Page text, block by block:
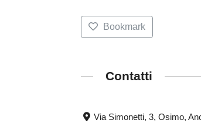
Bookmark
Contatti
Via Simonetti, 3, Osimo,